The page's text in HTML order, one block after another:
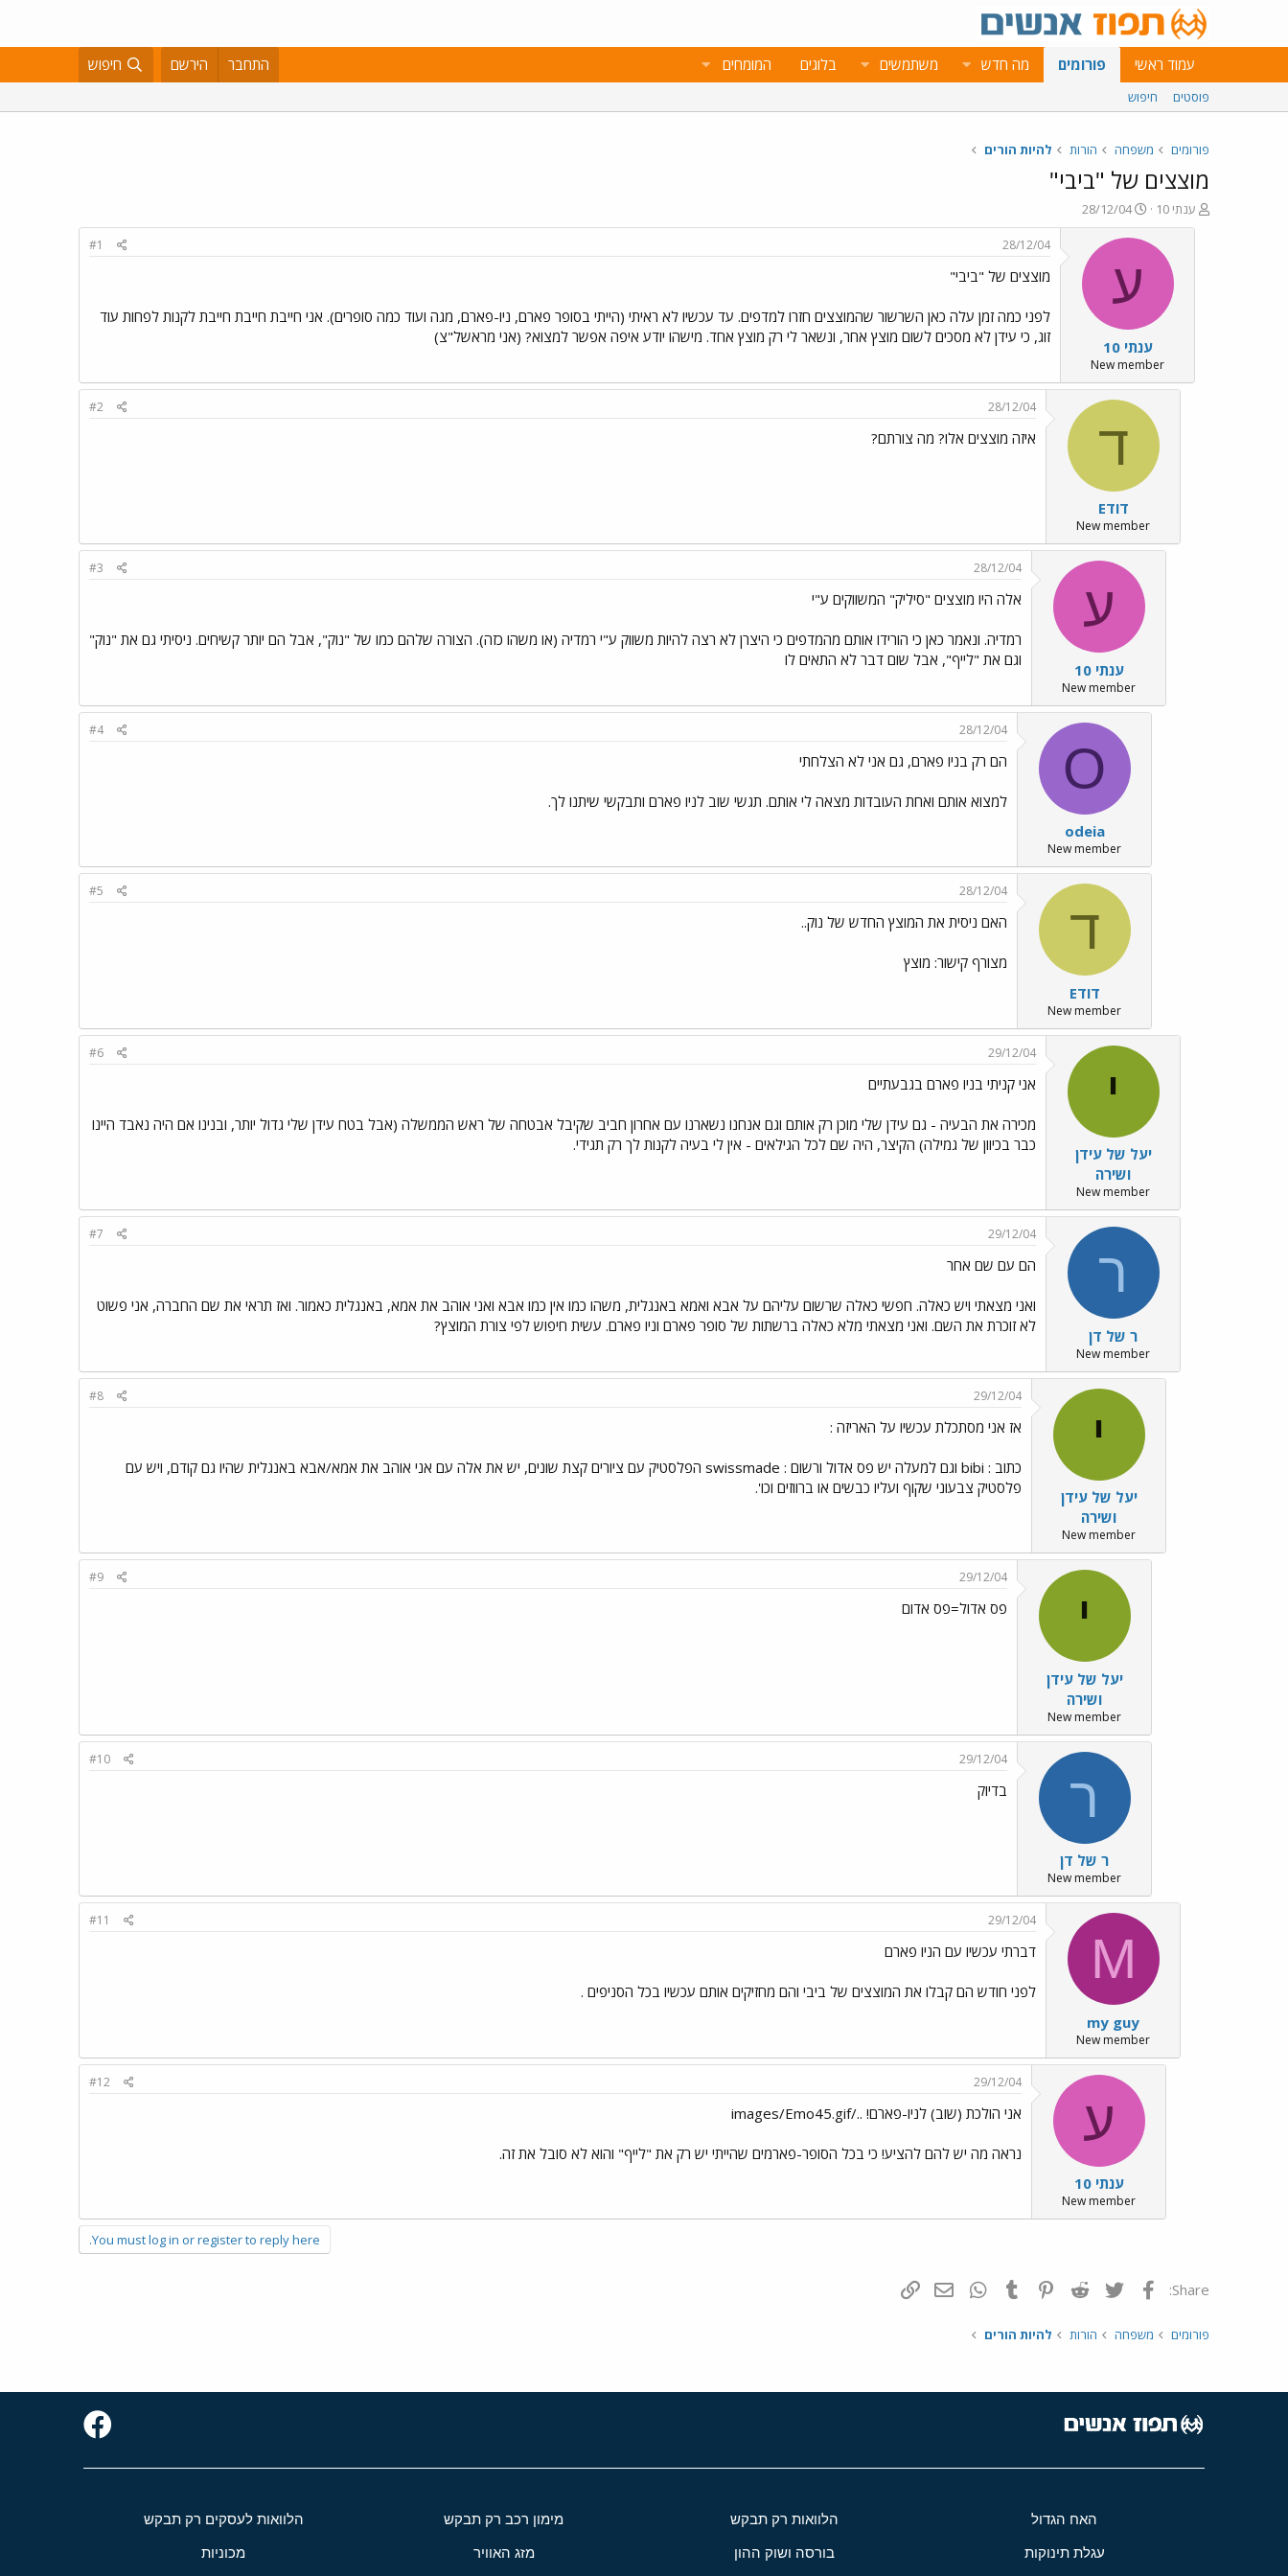
עמוד ראשי פורומים מה חדש משתמשים בלוגים המומחים התחבר הירשם חיפוש
פוסטים חיפוש
פורומים משפחה הורות להיות הורים
מוצצים של "ביבי"
פ
ו
ענתי 10
פ
ו
ר
ב
א
ר
י
ך
28/12/04
ע
ענתי 10
New member
28/12/04
#1
מוצצים של "ביבי"
לפני כמה זמן עלה כאן השרשור שהמוצצים חזרו למדפים. עד עכשיו לא ראיתי (הייתי בסופר פארם, ניו-פארם, מגה ועוד כמה סופרים). אני חייבת חייבת חייבת לקנות לפחות עוד
זוג, כי עידן לא מסכים לשום מוצץ אחר, ונשאר לי רק מוצץ אחד. מישהו יודע איפה אפשר למצוא? (אני מראשל"צ)
ד
דודE
New member
28/12/04
#2
איזה מוצצים אלו? מה צורתם?
ע
ענתי 10
New member
28/12/04
#3
אלה היו מוצצים "סיליק" המשווקים ע"י
רמדיה. ונאמר כאן כי הורידו אותם מהמדפים כי היצרן לא רצה להיות משווק ע"י רמדיה (או משהו כזה). הצורה שלהם כמו של "נוק", אבל הם יותר קשיחים. ניסיתי גם את "נוק"
וגם את "לייף", אבל שום דבר לא התאים לו
O
odeia
New member
28/12/04
#4
הם רק בניו פארם, גם אני לא הצלחתי
למצוא אותם ואחת העובדות מצאה לי אותם. תגשי שוב לניו פארם ותבקשי שיתנו לך.
ד
דודE
New member
28/12/04
#5
האם ניסית את המוצץ החדש של נוק..
מצורף קישור: מוצץ
י
יעל של עידן
ושירה
New member
29/12/04
#6
אני קניתי בניו פארם בגבעתיים
מכירה את הבעיה - גם עידן שלי מוכן רק אותם וגם אנחנו נשארנו עם אחרון חביב שקיבל אבטחה של ראש הממשלה (אבל בטח עידן שלי גדול יותר, ובנינו אם היה נאבד היינו
כבר בכיוון של גמילה) הקיצר, היה שם לכל הגילאים - אין לי בעיה לקנות לך רק תגידי.
ר
ר של דן
New member
29/12/04
#7
הם עם שם אחר
ואני מצאתי ויש כאלה. חפשי כאלה שרשום עליהם על אבא ואמא באנגלית, משהו כמו אין כמו אבא ואני אוהב את אמא, באנגלית כאמור. ואז תראי את שם החברה, אני פשוט
לא זוכרת את השם. ואני מצאתי מלא כאלה ברשתות של סופר פארם וניו פארם. עשית חיפוש לפי צורת המוצץ?
י
יעל של עידן
ושירה
New member
29/12/04
#8
אז אני מסתכלת עכשיו על האריזה :
כתוב : bibi וגם למעלה יש פס אדול ורשום : swissmade הפלסטיק עם ציורים קצת שונים, יש את אלה עם אני אוהב את אמא/אבא באנגלית שהיו גם קודם, ויש עם
פלסטיק צבעוני שקוף ועליו כבשים או ברווזים וכו'.
י
יעל של עידן
ושירה
New member
29/12/04
#9
פס אדול=פס אדום
ר
ר של דן
New member
29/12/04
#10
בדיוק
M
my guy
New member
29/12/04
#11
דברתי עכשיו עם הניו פארם
לפני חודש הם קבלו את המוצצים של ביבי והם מחזיקים אותם עכשיו בכל הסניפים .
ע
ענתי 10
New member
29/12/04
#12
אני הולכת (שוב) לניו-פארם! ../images/Emo45.gif
נראה מה יש להם להציע! כי בכל הסופר-פארמים שהייתי יש רק את "לייף" והוא לא סובל את זה.
You must log in or register to reply here.
Share: פייסבוק Twitter
Reddit
Pinterest
Tumblr
WhatsAppדואר אלקטרוני
פורומים משפחה הורות להיות הורים
האח הגדול הלוואות רק תבקש מימון רכב רק תבקש הלוואות לעסקים רק תבקש
עגלת תינוקות בורסה ושוק ההון מזג האוויר מכוניות